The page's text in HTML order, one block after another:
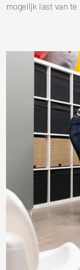
mogelijk last van